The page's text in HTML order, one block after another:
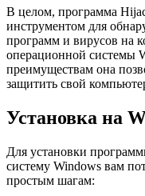
В целом, программа
инструментом для
программ и вирусов на
операционной системы
преимуществам она
защитить свой
Установка на
Для установки
систему Windows вам
простым шагам: